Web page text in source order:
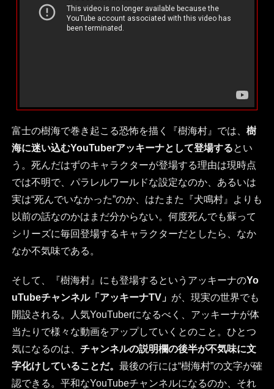
富士の樹海で巻き起こる恐怖を描く『樹海村』では、 樹
海に迷い込むYouTuberアッキーナとして登場するとい
う。死んだはずのキャラクターが登場する理由は現時点
では不明で、パラレルワールドな設定なのか、あるいは
実は“死んでいなかった”のか、はたまた『犬鳴村』よりも
以前の話なのかはまだ分からない。何度死んでも蘇って
シリーズに毎回登場するキャラクターだとしたら、なか
なか不気味である。
そして、『樹海村』にも登場するというアッキーナのYo
uTubeチャンネル「アッキーナTV」 が、現実の世界でも
開設される。人気YouTuberになるべく、アッキーナが体
当たりで様々な動画をアップしていくとのこと。ひとつ
気になるのは、 チャンネルの説明欄の後半が不気味に文
字化けしていることだ。 最後の行には“樹海村”の文字が確
認できる。平和なYouTubeチャンネルになるのか、それ